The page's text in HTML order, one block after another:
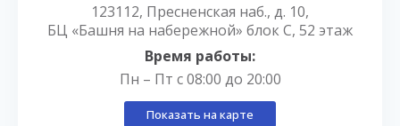
123112, Пресненская наб., д. 10,
БЦ «Башня на набережной» блок С, 52 этаж
Время работы:
Пн – Пт с 08:00 до 20:00
Показать на карте